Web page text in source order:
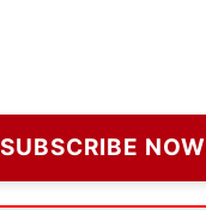
SUBSCRIBE NOW